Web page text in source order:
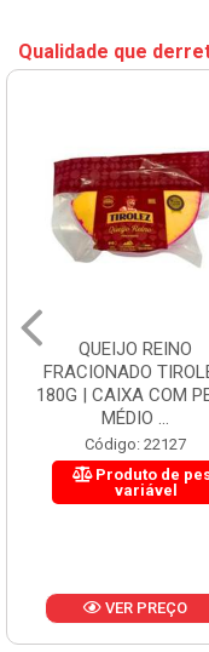
Qualidade que
QUEIJO REINO
FRACIONADO
180G | CAIXA COM
MÉDIO ...
Código: 22127
Produto de
variável
VER PREÇO